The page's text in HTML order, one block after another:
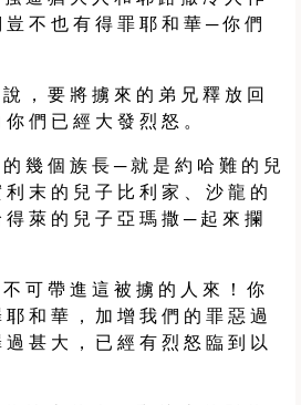
不 也 有 得 罪 耶 和 華 ─ 你 們
， 要 將 擄 來 的 弟 兄 釋 放 回
們 已 經 大 發 烈 怒 。
幾 個 族 長 ─ 就 是 約 哈 難 的 兒
末 的 兒 子 比 利 家 、 沙 龍 的
得 萊 的 兒 子 亞 瑪 撒 ─ 起 來 攔
可 帶 進 這 被 擄 的 人 來 ！ 你
和 華 ， 加 增 我 們 的 罪 惡 過
甚 大 ， 已 經 有 烈 怒 臨 到 以